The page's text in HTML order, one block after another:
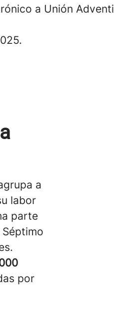
a Unión
a
labor
parte
por